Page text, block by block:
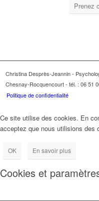
Prenez
Christina Desprès-Jeannin -
Chesnay-Rocquencourt - tél. : 06 51
Politique de confidentialité
Ce site utilise des cookies. En
acceptez que nous utilisions des
OK En savoir plus
Cookies et